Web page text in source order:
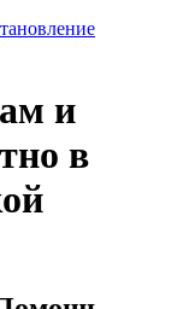
и
в